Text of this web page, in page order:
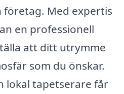
Med expertis
en professionell
att ditt utrymme
som du önskar.
lokal tapetserare får